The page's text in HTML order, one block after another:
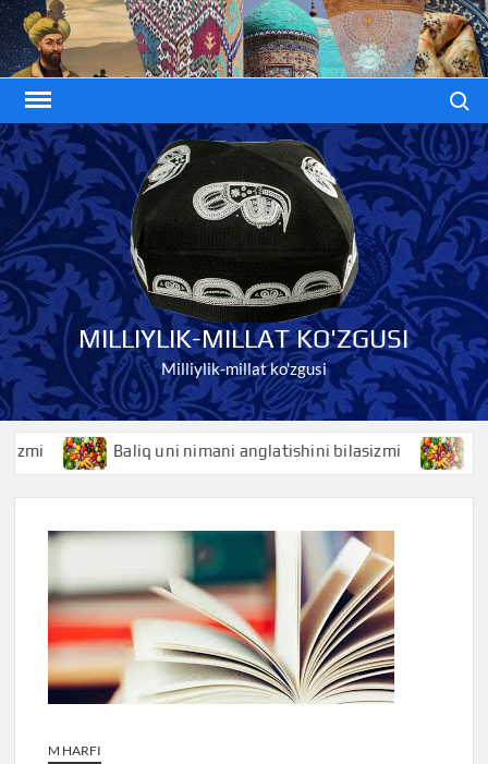
Skip
to
content
MILLIYLIK-MILLAT KO'ZGUSI
Milliylik-millat ko'zgusi
Baliq uni nimani anglatishini bilasizmi
M HARFI